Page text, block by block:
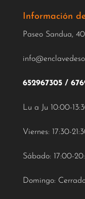
Información
Paseo Sandua,
652967305/
Lu a Ju 10:00-
Viernes: 17:30-
Sábado: 17:00-
Domingo: